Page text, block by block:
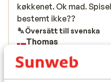
køkkenet. Ok mad.
bestemt ikke??
køkkenet. Ok mad.
bestemt ikke??
Översätt till svenska
Thomas
Visa alla